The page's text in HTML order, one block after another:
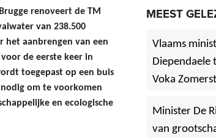
renoveert de TM
van 238.500
het aanbrengen van een
de eerste keer in
toegepast op een buis
om te voorkomen
en ecologische
MEEST
Vlaams
Voka
Minister De
van